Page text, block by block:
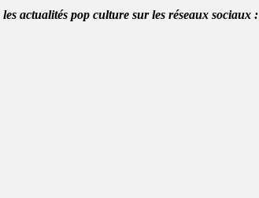
actualités pop culture sur les réseaux sociaux :